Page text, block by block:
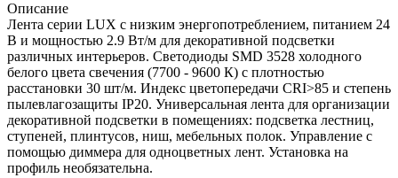
Описание
Лента серии LUX с низким энергопотреблением, питанием 24
В и мощностью 2.9 Вт/м для декоративной подсветки
различных интерьеров. Светодиоды SMD 3528 холодного
белого цвета свечения (7700 - 9600 К) с плотностью
расстановки 30 шт/м. Индекс цветопередачи CRI>85 и степень
пылевлагозащиты IP20. Универсальная лента для организации
декоративной подсветки в помещениях: подсветка лестниц,
ступеней, плинтусов, ниш, мебельных полок. Управление с
помощью диммера для одноцветных лент. Установка на
профиль необязательна.